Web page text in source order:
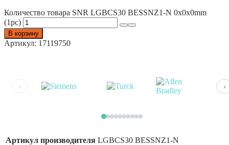
Количество товара SNR LGBCS30 BESSNZ1-N 0x0x0mm
(1pc)
В корзину
Артикул: 17119750
‹ ›
Артикул производителя LGBCS30 BESSNZ1-N